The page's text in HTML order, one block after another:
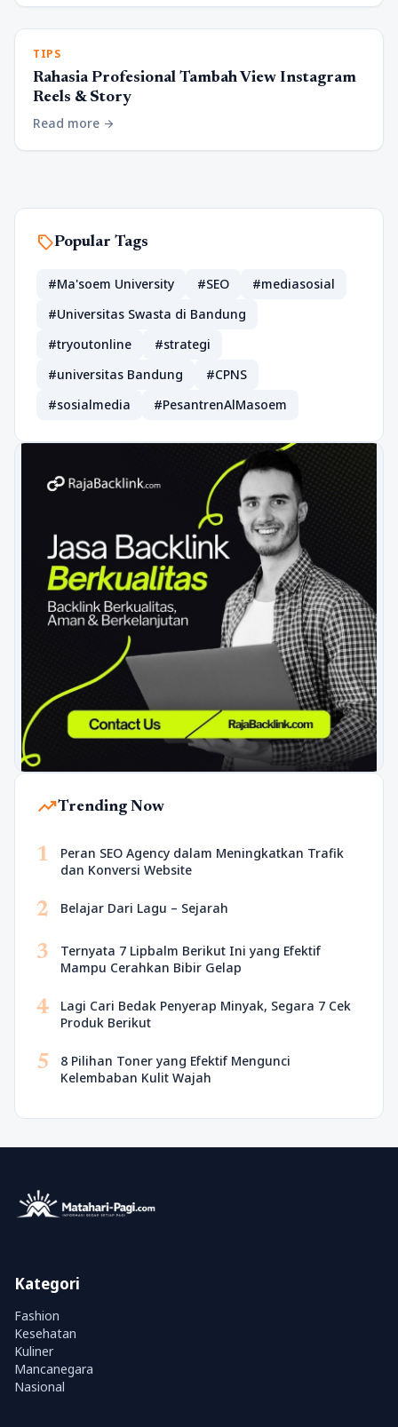
TIPS
Rahasia Profesional Tambah View Instagram
Reels & Story
Read more arrow_forward
sellPopular Tags
#Ma'soem University #SEO
#mediasosial
#Universitas Swasta di Bandung
#tryoutonline
#strategi
#universitas Bandung
#CPNS
#sosialmedia
#PesantrenAlMasoem
trending_upTrending Now
1
Peran SEO Agency dalam Meningkatkan Trafik
dan Konversi Website
2 Belajar Dari Lagu – Sejarah
3
Ternyata 7 Lipbalm Berikut Ini yang Efektif
Mampu Cerahkan Bibir Gelap
4
Lagi Cari Bedak Penyerap Minyak, Segara 7 Cek
Produk Berikut
5
8 Pilihan Toner yang Efektif Mengunci
Kelembaban Kulit Wajah
Kategori
Fashion
Kesehatan
Kuliner
Mancanegara
Nasional